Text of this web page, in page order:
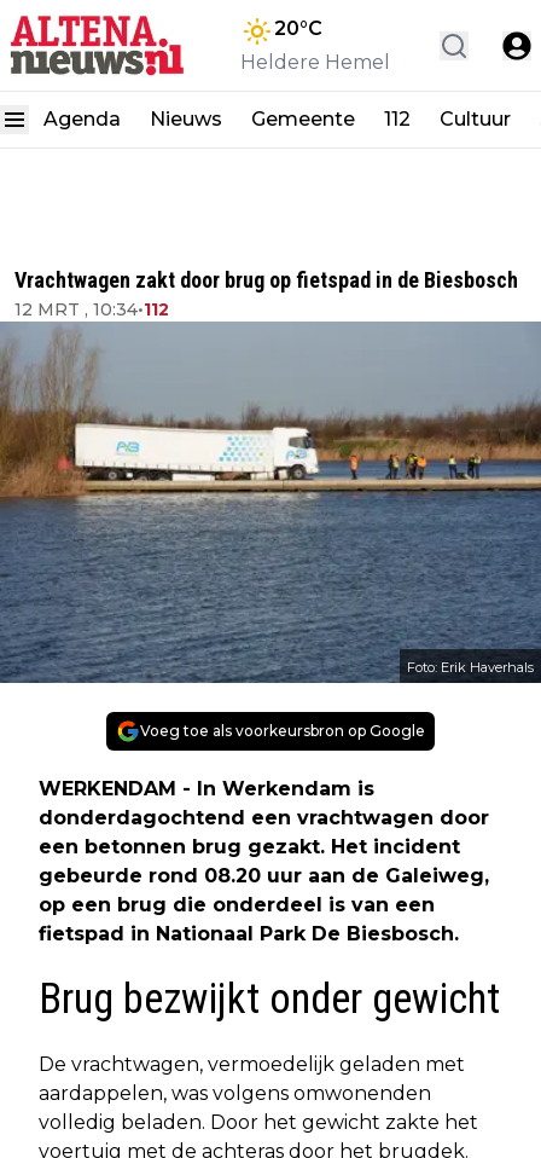
20°C
Heldere Hemel
Agenda Nieuws Gemeente 112 Cultuur
Vrachtwagen zakt door brug op fietspad in de Biesbosch
12 MRT , 10:34•112
Foto: Erik Haverhals
Voeg toe als voorkeursbron op Google
WERKENDAM - In Werkendam is
donderdagochtend een vrachtwagen door
een betonnen brug gezakt. Het incident
gebeurde rond 08.20 uur aan de Galeiweg,
op een brug die onderdeel is van een
fietspad in Nationaal Park De Biesbosch.
Brug bezwijkt onder gewicht
De vrachtwagen, vermoedelijk geladen met
aardappelen, was volgens omwonenden
volledig beladen. Door het gewicht zakte het
voertuig met de achteras door het brugdek.